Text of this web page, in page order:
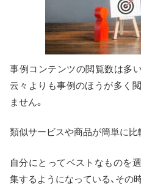
事例コンテンツの閲覧数は多
云々よりも事例のほうが多く
ません。
類似サービスや商品が簡単に比
自分にとってベストなものを
集するようになっている、その